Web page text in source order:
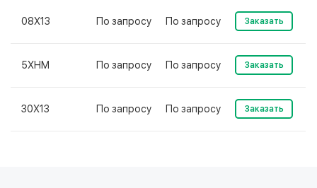
08Х13 По запросу По запросу Заказать
5ХНМ По запросу По запросу Заказать
30Х13 По запросу По запросу Заказать